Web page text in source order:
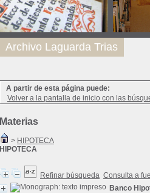
A partir de esta página puede:
Volver a la pantalla de inicio con las
Materias
> HIPOTECA
HIPOTECA
Refinar búsqueda Consulta a
Banco
Archivo Laguarda Trias